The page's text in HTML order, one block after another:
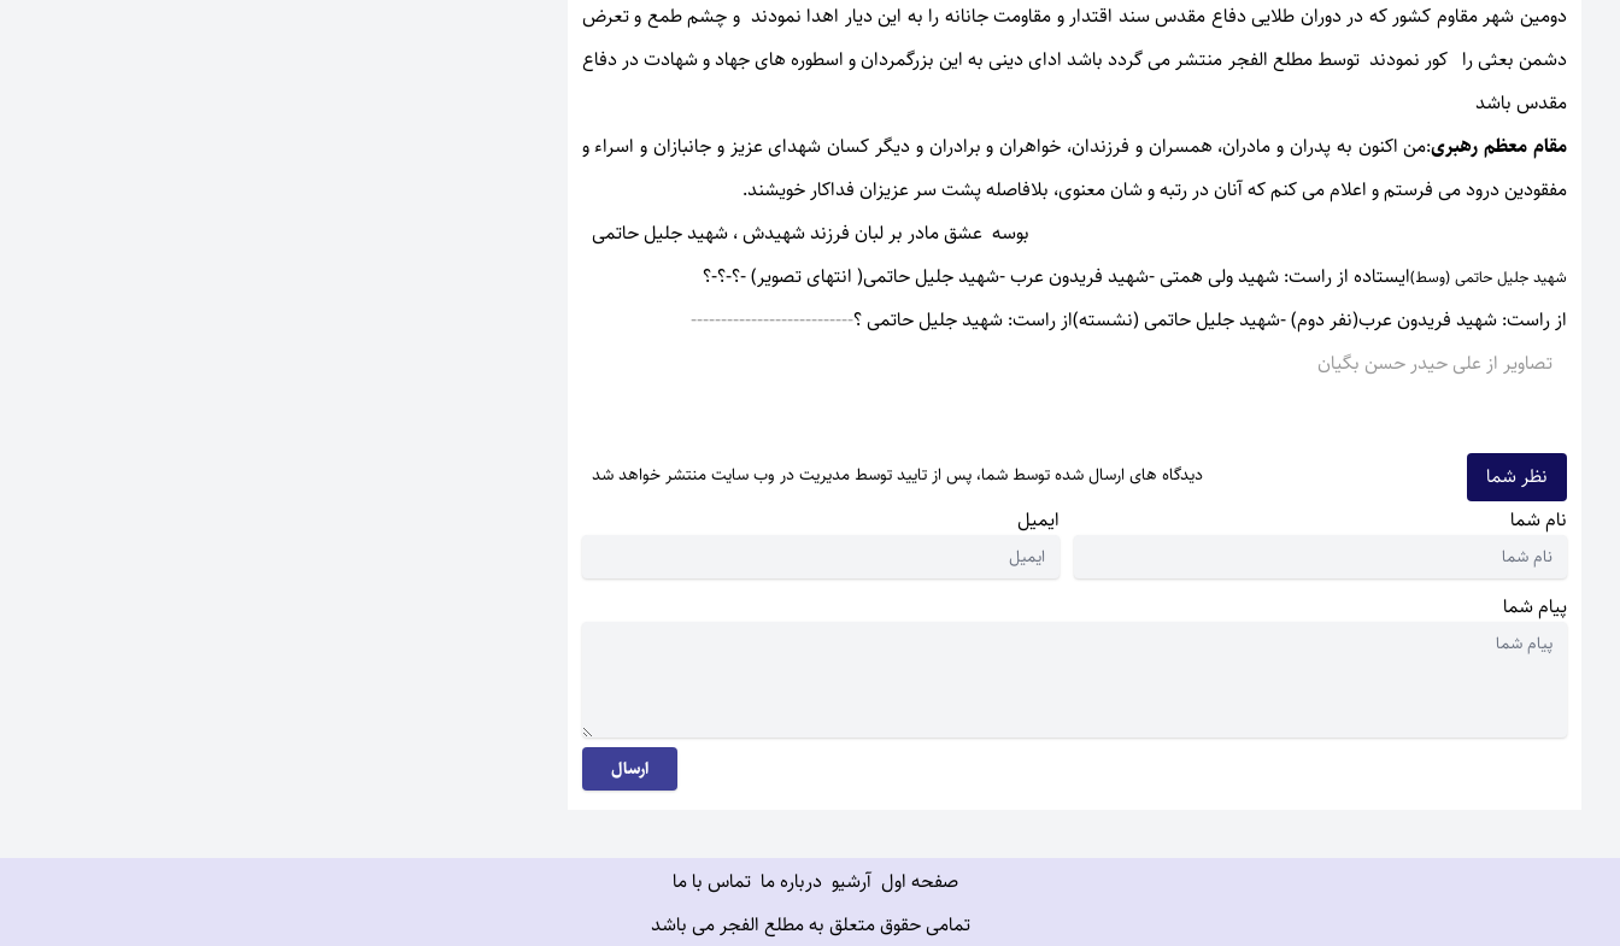
دومین شهر مقاوم کشور که در دوران طلایی دفاع مقدس سند اقتدار و مقاومت جانانه را به این دیار اهدا نمودند و چشم طمع و تعرض
دشمن بعثی را کور نمودند توسط مطلع الفجر منتشر می گردد باشد ادای دینی به این بزرگمردان و اسطوره های جهاد و شهادت در دفاع
مقدس باشد
مقام معظم رهبری:من اکنون به پدران و مادران، همسران و فرزندان، خواهران و برادران و دیگر کسان شهدای عزیز و جانبازان و اسراء و
مفقودین درود می فرستم و اعلام می کنم که آنان در رتبه و شان معنوی، بلافاصله پشت سر عزیزان فداکار خویشند.
بوسه عشق مادر بر لبان فرزند شهیدش ، شهید جلیل حاتمی
شهید جلیل حاتمی (وسط)ایستاده از راست: شهید ولی همتی -شهید فریدون عرب -شهید جلیل حاتمی( انتهای تصویر) -؟-؟-؟
از راست: شهید فریدون عرب(نفر دوم) -شهید جلیل حاتمی (نشسته)از راست: شهید جلیل حاتمی ؟---------------------------
تصاویر از علی حیدر حسن بگیان
نظر شما دیدگاه های ارسال شده توسط شما، پس از تایید توسط مدیریت در وب سایت منتشر خواهد شد
نام شما ایمیل
پیام شما
ارسال
صفحه اول آرشیو درباره ما تماس با ما
تمامی حقوق متعلق به مطلع الفجر می باشد